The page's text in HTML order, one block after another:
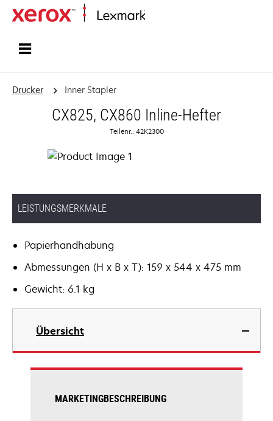
Drucker Inner Stapler
CX825, CX860 Inline-Hefter
Teilenr.: 42K2300
LEISTUNGSMERKMALE
Papierhandhabung
Abmessungen (H x B x T): 159 x 544 x 475 mm
Gewicht: 6.1 kg
Übersicht
MARKETINGBESCHREIBUNG